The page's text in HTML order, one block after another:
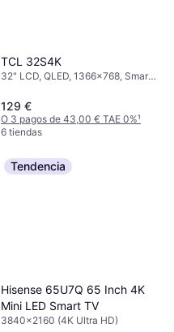
TCL 32S4K
32" LCD, QLED, 1366x768, Smart
129 €
O 3 pagos de 43,00 € TAE 0%¹
6 tiendas
Tendencia
Hisense 65U7Q 65 Inch 4K
Mini LED Smart TV
3840x2160 (4K Ultra HD)